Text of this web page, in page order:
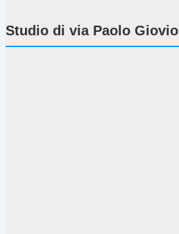
Studio di via Paolo Giovio